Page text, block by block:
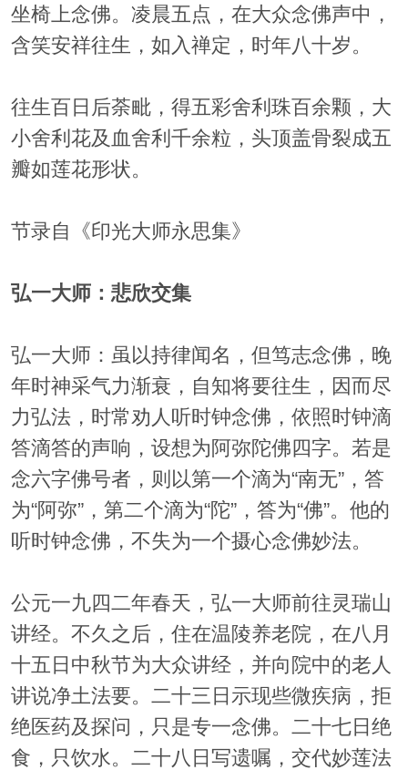
坐椅上念佛。凌晨五点，在大众念佛声中，
含笑安祥往生，如入禅定，时年八十岁。
往生百日后荼毗，得五彩舍利珠百余颗，大
小舍利花及血舍利千余粒，头顶盖骨裂成五
瓣如莲花形状。
节录自《印光大师永思集》
弘一大师：悲欣交集
弘一大师：虽以持律闻名，但笃志念佛，晚
年时神采气力渐衰，自知将要往生，因而尽
力弘法，时常劝人听时钟念佛，依照时钟滴
答滴答的声响，设想为阿弥陀佛四字。若是
念六字佛号者，则以第一个滴为“南无”，答
为“阿弥”，第二个滴为“陀”，答为“佛”。他的
听时钟念佛，不失为一个摄心念佛妙法。
公元一九四二年春天，弘一大师前往灵瑞山
讲经。不久之后，住在温陵养老院，在八月
十五日中秋节为大众讲经，并向院中的老人
讲说净土法要。二十三日示现些微疾病，拒
绝医药及探问，只是专一念佛。二十七日绝
食，只饮水。二十八日写遗嘱，交代妙莲法